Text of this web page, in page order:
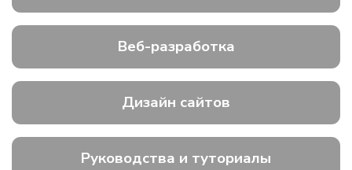
Веб-разработка
Дизайн сайтов
Руководства и туториалы